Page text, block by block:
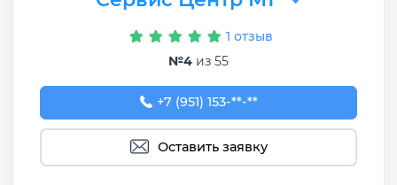
1 отзыв
№4 из 55
+7 (951) 153-22-56
+7 (951) 153-**-**
Оставить заявку